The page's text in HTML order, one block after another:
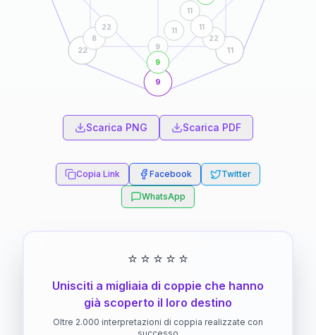
9
22 11
9
11
11
9
8
22
22
11
Scarica PNG Scarica PDF
Copia Link Facebook Twitter
WhatsApp
⭐ ⭐ ⭐ ⭐ ⭐
Unisciti a migliaia di coppie che hanno
già scoperto il loro destino
Oltre 2.000 interpretazioni di coppia realizzate con